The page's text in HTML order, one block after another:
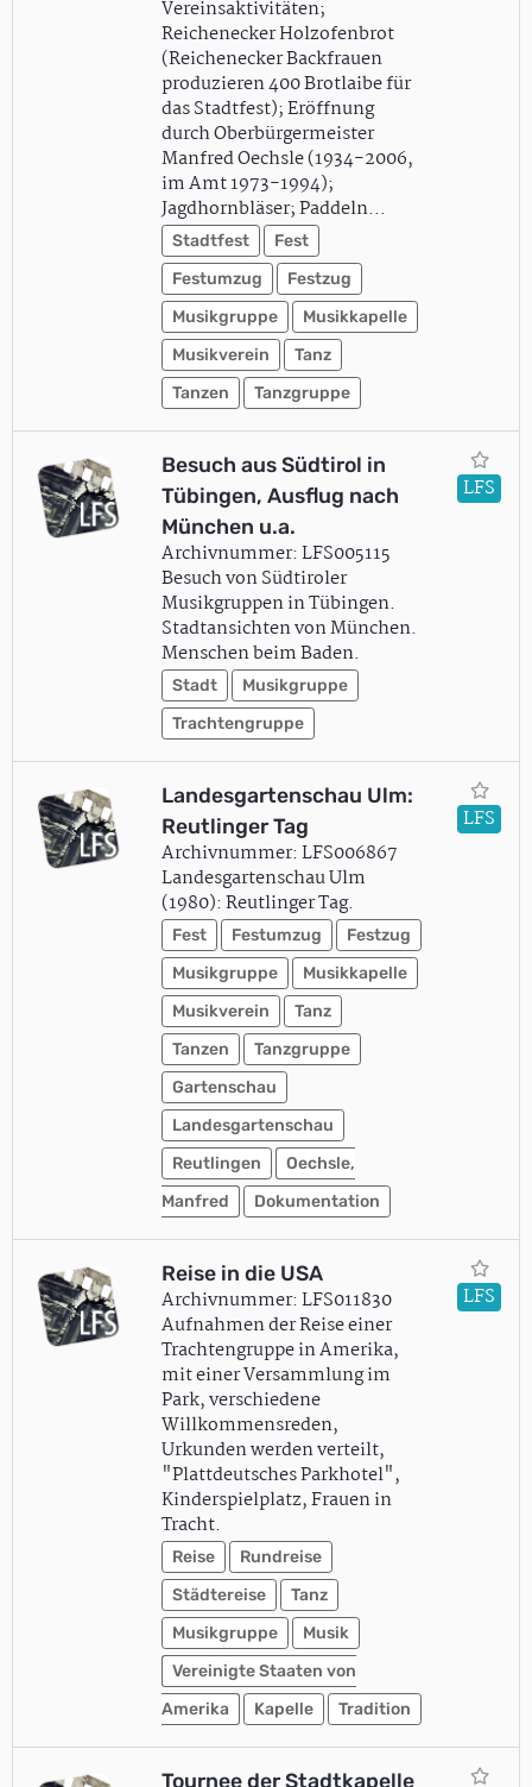
Vereinsaktivitäten;
Reichenecker Holzofenbrot
(Reichenecker Backfrauen
produzieren 400 Brotlaibe für
das Stadtfest); Eröffnung
durch Oberbürgermeister
Manfred Oechsle (1934-2006,
im Amt 1973-1994);
Jagdhornbläser; Paddeln…
Stadtfest
Fest
Festumzug
Festzug
Musikgruppe
Musikkapelle
Musikverein
Tanz
Tanzen
Tanzgruppe
Besuch aus Südtirol in
Tübingen, Ausflug nach
München u.a.
Archivnummer: LFS005115
Besuch von Südtiroler
Musikgruppen in Tübingen.
Stadtansichten von München.
Menschen beim Baden.
Stadt
Musikgruppe
Trachtengruppe
LFS
Landesgartenschau Ulm:
Reutlinger Tag
Archivnummer: LFS006867
Landesgartenschau Ulm
(1980): Reutlinger Tag.
Fest Festumzug
Festzug
Musikgruppe
Musikkapelle
Musikverein
Tanz
Tanzen
Tanzgruppe
Gartenschau
Landesgartenschau
Reutlingen
Oechsle,
Manfred
Dokumentation
LFS
Reise in die USA
Archivnummer: LFS011830
Aufnahmen der Reise einer
Trachtengruppe in Amerika,
mit einer Versammlung im
Park, verschiedene
Willkommensreden,
Urkunden werden verteilt,
"Plattdeutsches Parkhotel",
Kinderspielplatz, Frauen in
Tracht.
Reise
Rundreise
Städtereise
Tanz
Musikgruppe
Musik
Vereinigte Staaten von
Amerika
Kapelle Tradition
LFS
Tournee der Stadtkapelle